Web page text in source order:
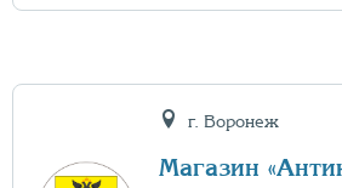
г. Воронеж
Магазин